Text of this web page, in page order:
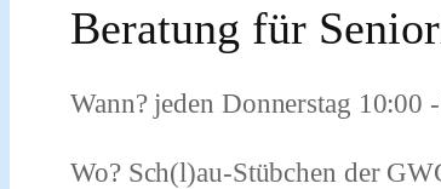
Beratung für
Wann? jeden Donnerstag 10:00
Wo? Sch(l)au-Stübchen der